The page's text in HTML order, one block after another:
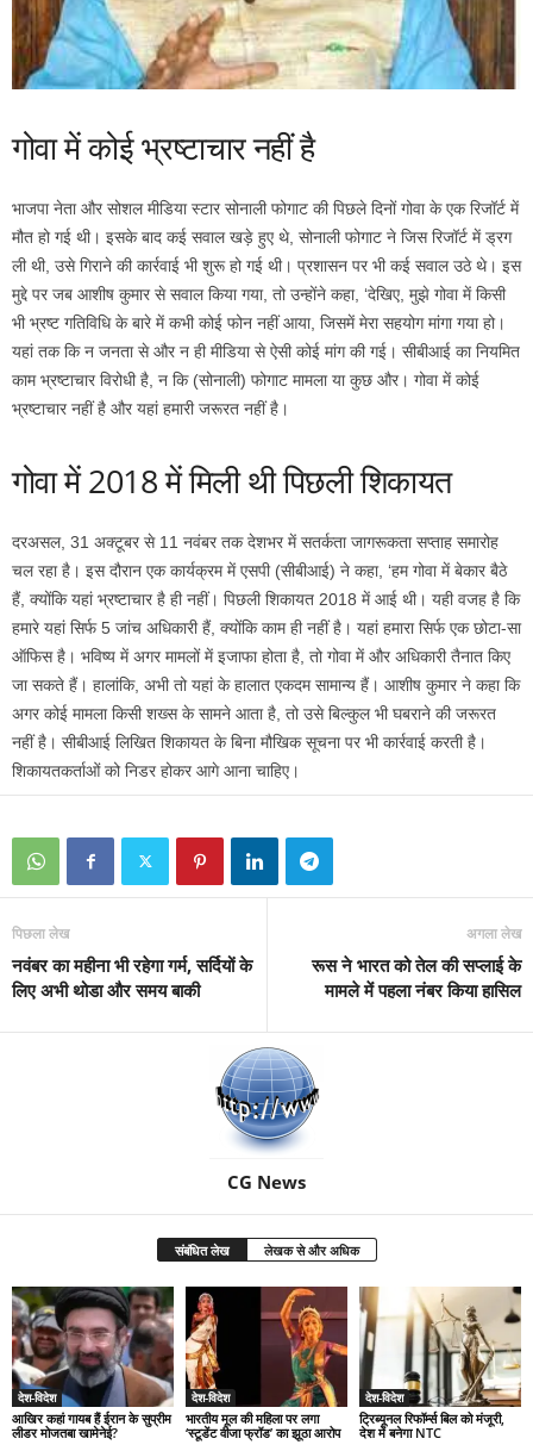
गोवा में कोई भ्रष्टाचार नहीं है
भाजपा नेता और सोशल मीडिया स्टार सोनाली फोगाट की पिछले दिनों गोवा के एक रिजॉर्ट में
मौत हो गई थी। इसके बाद कई सवाल खड़े हुए थे, सोनाली फोगाट ने जिस रिजॉर्ट में ड्रग
ली थी, उसे गिराने की कार्रवाई भी शुरू हो गई थी। प्रशासन पर भी कई सवाल उठे थे। इस
मुद्दे पर जब आशीष कुमार से सवाल किया गया, तो उन्‍होंने कहा, ‘देखिए, मुझे गोवा में किसी
भी भ्रष्ट गतिविधि के बारे में कभी कोई फोन नहीं आया, जिसमें मेरा सहयोग मांगा गया हो।
यहां तक कि न जनता से और न ही मीडिया से ऐसी कोई मांग की गई। सीबीआई का नियमित
काम भ्रष्टाचार विरोधी है, न कि (सोनाली) फोगाट मामला या कुछ और। गोवा में कोई
भ्रष्टाचार नहीं है और यहां हमारी जरूरत नहीं है।
गोवा में 2018 में मिली थी पिछली शिकायत
दरअसल, 31 अक्टूबर से 11 नवंबर तक देशभर में सतर्कता जागरूकता सप्ताह समारोह
चल रहा है। इस दौरान एक कार्यक्रम में एसपी (सीबीआई) ने कहा, ‘हम गोवा में बेकार बैठे
हैं, क्योंकि यहां भ्रष्‍टाचार है ही नहीं। पिछली शिकायत 2018 में आई थी। यही वजह है कि
हमारे यहां सिर्फ 5 जांच अधिकारी हैं, क्योंकि काम ही नहीं है। यहां हमारा सिर्फ एक छोटा-सा
ऑफिस है। भविष्‍य में अगर मामलों में इजाफा होता है, तो गोवा में और अधिकारी तैनात किए
जा सकते हैं। हालांकि, अभी तो यहां के हालात एकदम सामान्‍य हैं। आशीष कुमार ने कहा कि
अगर कोई मामला किसी शख्‍स के सामने आता है, तो उसे बिल्‍कुल भी घबराने की जरूरत
नहीं है। सीबीआई लिखित शिकायत के बिना मौखिक सूचना पर भी कार्रवाई करती है।
शिकायतकर्ताओं को निडर होकर आगे आना चाहिए।
पिछला लेख
नवंबर का महीना भी रहेगा गर्म, सर्दियों के
लिए अभी थोडा और समय बाकी
अगला लेख
रूस ने भारत को तेल की सप्लाई के
मामले में पहला नंबर किया हासिल
CG News
संबंधित लेख लेखक से और अधिक
देश-विदेश
आखिर कहां गायब हैं ईरान के सुप्रीम
लीडर मोजतबा खामेनेई?
देश-विदेश
भारतीय मूल की महिला पर लगा
‘स्टूडेंट वीजा फ्रॉड’ का झूठा आरोप
देश-विदेश
ट्रिब्यूनल रिफॉर्म्स बिल को मंजूरी,
देश में बनेगा NTC